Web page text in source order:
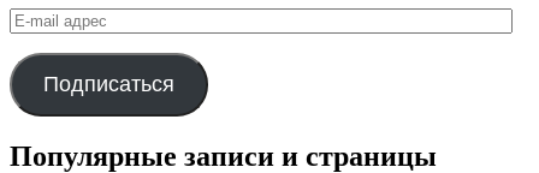
E-
mail
адрес
Подписаться
Популярные записи и страницы